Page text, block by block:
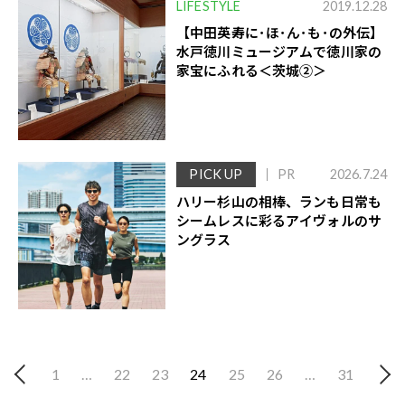
LIFESTYLE 2019.12.28
【中田英寿に･ほ･ん･も･の外伝】
水戸徳川ミュージアムで徳川家の
家宝にふれる＜茨城②＞
PICK UP PR 2026.7.24
ハリー杉山の相棒、ランも日常も
シームレスに彩るアイヴォルのサ
ングラス
1 … 22 23 24 25 26 … 31